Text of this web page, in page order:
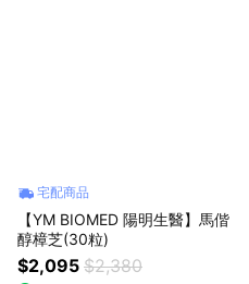
宅配商品
【YM BIOMED 陽明生醫】馬偕
醇樟芝(30粒)
$2,095 $2,380